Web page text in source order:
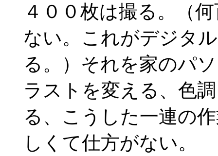
４００枚は撮る。（
ない。これがデジタ
る。）それを家のパ
ラストを変える、色
る、こうした一連の
しくて仕方がない。